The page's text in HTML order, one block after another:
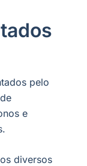
pelo
e
diversos